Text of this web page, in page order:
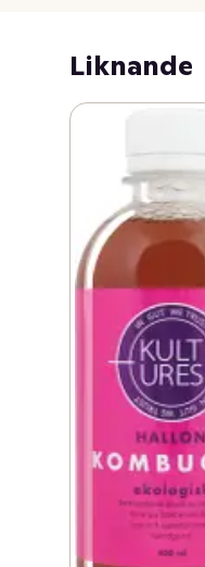
lever fortfarande i
kombuchakultur.
mellan batcher.
KOMBUCHERIET
som startade 2016.
än de flesta andra
perfekta
festdrycken för den
Skål för en bättre
Fräsch kombucha
hallon. Det smakar
Sverige levererad
Liknande